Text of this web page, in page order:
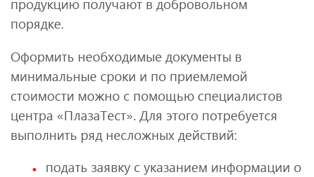
продукцию получают в добровольном
порядке.
Оформить необходимые документы в
минимальные сроки и по приемлемой
стоимости можно с помощью специалистов
центра «ПлазаТест». Для этого потребуется
выполнить ряд несложных действий:
подать заявку с указанием информации о